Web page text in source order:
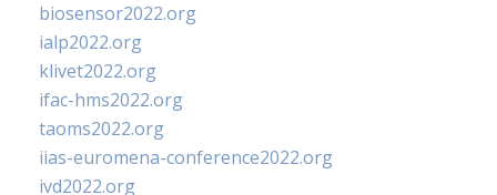
biosensor2022.org
ialp2022.org
klivet2022.org
ifac-hms2022.org
taoms2022.org
iias-euromena-conference2022.org
ivd2022.org